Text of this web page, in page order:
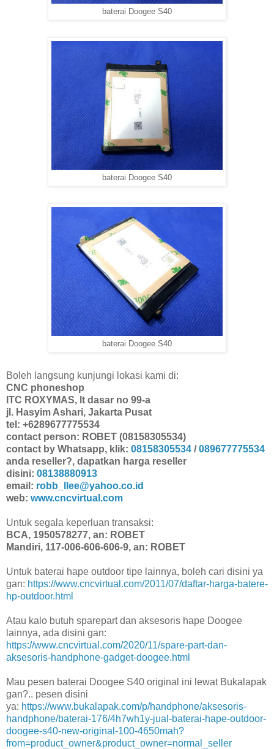
baterai Doogee S40
baterai Doogee S40
baterai Doogee S40
Boleh langsung kunjungi lokasi kami di:
CNC phoneshop
ITC ROXYMAS, lt dasar no 99-a
jl. Hasyim Ashari, Jakarta Pusat
tel: +6289677775534
contact person: ROBET (08158305534)
contact by Whatsapp, klik: 08158305534 /089677775534
anda reseller?, dapatkan harga reseller
disini: 08138880913
email: robb_llee@yahoo.co.id
web: www.cncvirtual.com
Untuk segala keperluan transaksi:
BCA, 1950578277, an: ROBET
Mandiri, 117-006-606-606-9, an: ROBET
Untuk baterai hape outdoor tipe lainnya, boleh cari disini ya
gan: https://www.cncvirtual.com/2011/07/daftar-harga-batere-
hp-outdoor.html
Atau kalo butuh sparepart dan aksesoris hape Doogee
lainnya, ada disini gan:
https://www.cncvirtual.com/2020/11/spare-part-dan-
aksesoris-handphone-gadget-doogee.html
Mau pesen baterai Doogee S40 original ini lewat Bukalapak
gan?.. pesen disini
ya: https://www.bukalapak.com/p/handphone/aksesoris-
handphone/baterai-176/4h7wh1y-jual-baterai-hape-outdoor-
doogee-s40-new-original-100-4650mah?
from=product_owner&product_owner=normal_seller